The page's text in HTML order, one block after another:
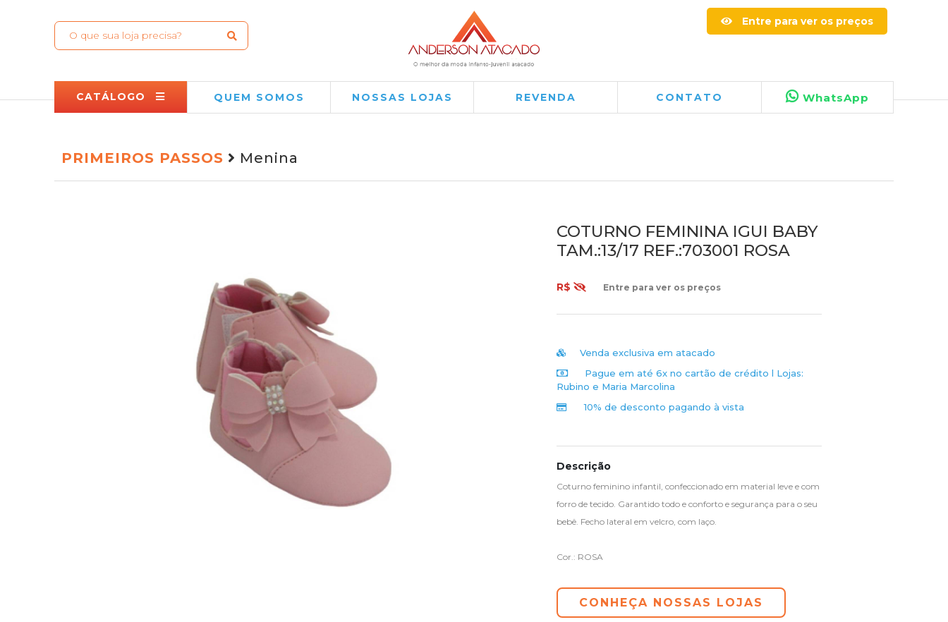
Entre para ver os preços
CATÁLOGO QUEM SOMOS NOSSAS LOJAS REVENDA CONTATO WhatsApp
PRIMEIROS PASSOS Menina
COTURNO FEMININA IGUI BABY
TAM.:13/17 REF.:703001 ROSA
R$ Entre para ver os preços
Venda exclusiva em atacado
Pague em até 6x no cartão de crédito l Lojas:
Rubino e Maria Marcolina
10% de desconto pagando à vista
Descrição
Coturno feminino infantil, confeccionado em material leve e com
forro de tecido. Garantido todo e conforto e segurança para o seu
bebê. Fecho lateral em velcro, com laço.
Cor.: ROSA
CONHEÇA NOSSAS LOJAS